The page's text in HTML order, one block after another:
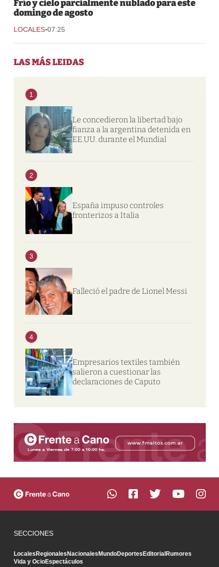
Frío y cielo parcialmente nublado para este
domingo de agosto
LOCALES-07:25
LAS MÁS LEIDAS
1
Le concedieron la libertad bajo
fianza a la argentina detenida en
EE.UU. durante el Mundial
2
España impuso controles
fronterizos a Italia
3
Falleció el padre de Lionel Messi
4
Empresarios textiles también
salieron a cuestionar las
declaraciones de Caputo
SECCIONES
LocalesRegionalesNacionalesMundoDeportesEditorialRumores
Vida y OcioEspectáculos